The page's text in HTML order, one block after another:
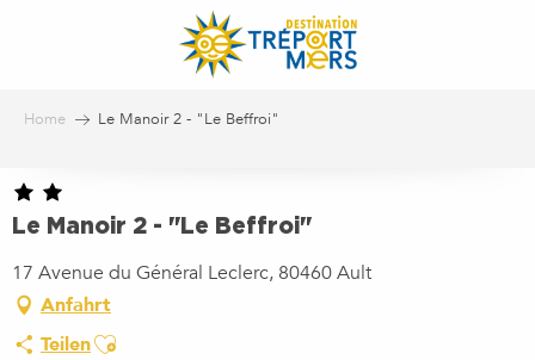
Home Le Manoir 2 - "Le Beffroi"
Le Manoir 2 - "Le Beffroi"
17 Avenue du Général Leclerc, 80460 Ault
Anfahrt
TeilenAjouter aux favoris